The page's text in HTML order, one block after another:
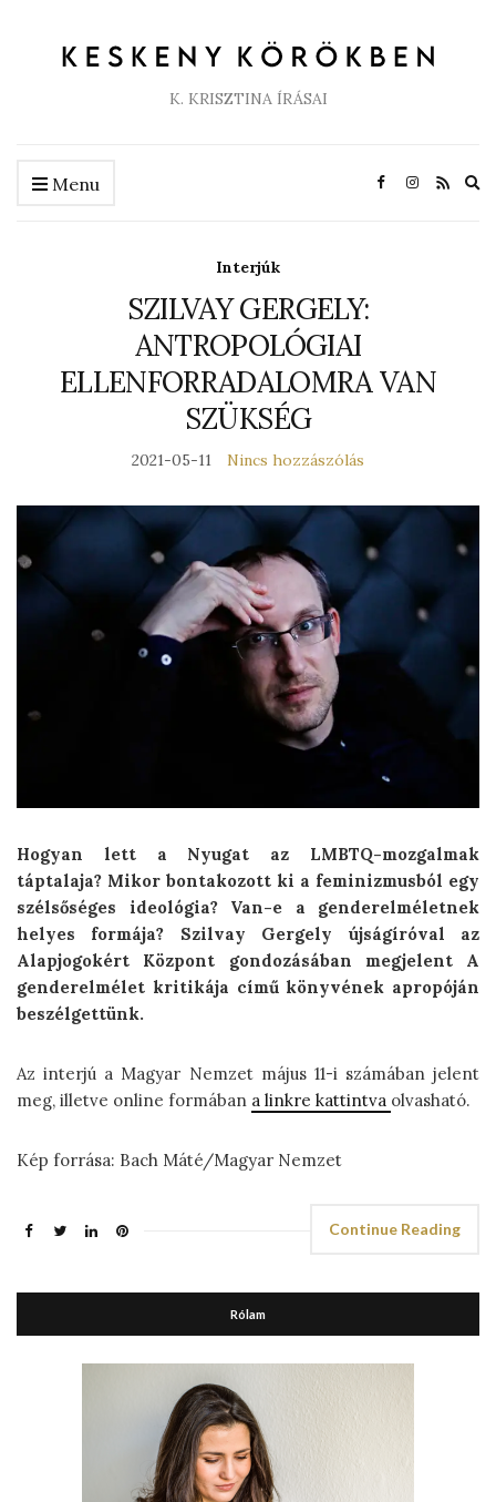
K. KRISZTINA ÍRÁSAI
Menu
Interjúk
SZILVAY GERGELY:
ANTROPOLÓGIAI
ELLENFORRADALOMRA VAN
SZÜKSÉG
2021-05-11 Nincs hozzászólás
Hogyan lett a Nyugat az LMBTQ-mozgalmak
táptalaja? Mikor bontakozott ki a feminizmusból egy
szélsőséges ideológia? Van-e a genderelméletnek
helyes formája? Szilvay Gergely újságíróval az
Alapjogokért Központ gondozásában megjelent A
genderelmélet kritikája című könyvének apropóján
beszélgettünk.
Az interjú a Magyar Nemzet május 11-i számában jelent
meg, illetve online formában a linkre kattintva olvasható.
Kép forrása: Bach Máté/Magyar Nemzet
Continue Reading
Rólam